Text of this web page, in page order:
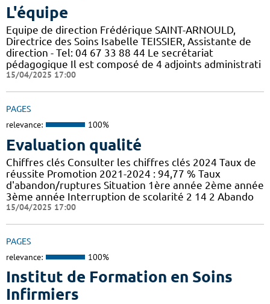
L'équipe
Equipe de direction Frédérique SAINT-ARNOULD,
Directrice des Soins Isabelle TEISSIER, Assistante de
direction - Tel: 04 67 33 88 44 Le secrétariat
pédagogique Il est composé de 4 adjoints administrati
15/04/2025 17:00
PAGES
relevance: 100%
Evaluation qualité
Chiffres clés Consulter les chiffres clés 2024 Taux de
réussite Promotion 2021-2024 : 94,77 % Taux
d'abandon/ruptures Situation 1ère année 2ème année
3ème année Interruption de scolarité 2 14 2 Abando
15/04/2025 17:00
PAGES
relevance: 100%
Institut de Formation en Soins
Infirmiers